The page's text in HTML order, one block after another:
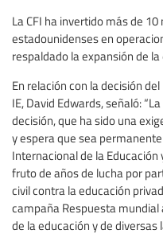
La CFI ha invertido más de
estadounidenses en
respaldado la expansión de
En relación con la decisión
IE, David Edwards, señaló:
decisión, que ha sido una
y espera que sea
Internacional de la
fruto de años de lucha por
civil contra la educación
campaña Respuesta
de la educación y de diversas